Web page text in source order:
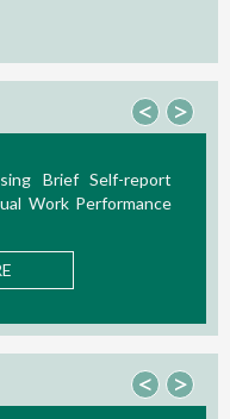
< >
Self-report
Performance
< >